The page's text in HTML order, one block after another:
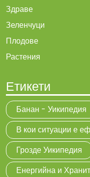
Здраве
Зеленчуци
Плодове
Растения
Етикети
Банан - Уикипедия
В кои ситуации е
Грозде Уикипедия
Енергийна и